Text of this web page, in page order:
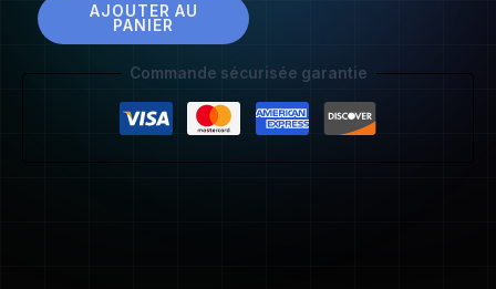
AJOUTER AU
PANIER
Commande sécurisée garantie